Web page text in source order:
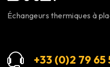
Échangeurs thermiques à
+33 (0)2 79 65